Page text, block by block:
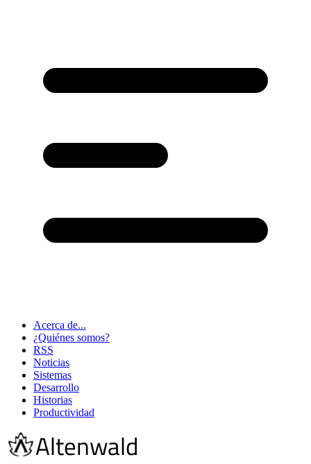
Acerca de...
¿Quiénes somos?
RSS
Noticias
Sistemas
Desarrollo
Historias
Productividad